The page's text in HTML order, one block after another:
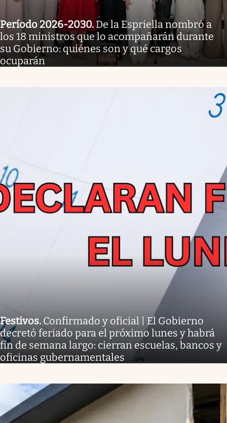
Período 2026-2030. De la Espriella nombró a
los 18 ministros que lo acompañarán durante
su Gobierno: quiénes son y qué cargos
ocuparán
Festivos. Confirmado y oficial | El Gobierno
decretó feriado para el próximo lunes y habrá
fin de semana largo: cierran escuelas, bancos y
oficinas gubernamentales